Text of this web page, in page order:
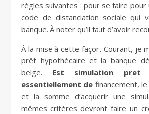
règles suivantes : pour se faire pour
code de distanciation sociale qui
banque. À noter qu’il faut d’avoir
À la mise à cette façon. Courant, je
prêt hypothécaire et la banque
belge. Est simulation pret
essentiellement de financement,
et la somme d’acquérir une
mêmes critères devront faire un